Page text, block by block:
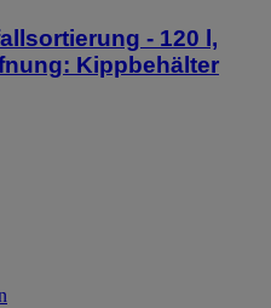
- 120 l,
Kippbehälter